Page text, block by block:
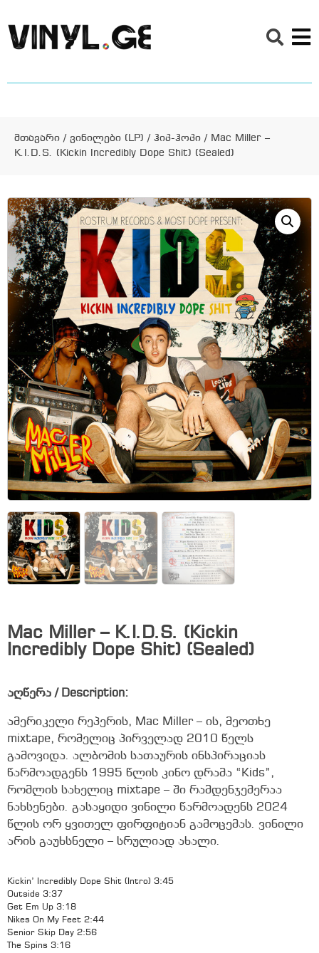
მთავარი / ვინილები (LP) / ჰიპ-ჰოპი / Mac Miller –
K.I.D.S. (Kickin Incredibly Dope Shit) (Sealed)
Mac Miller – K.I.D.S. (Kickin
Incredibly Dope Shit) (Sealed)
აღწერა / Description:
ამერიკელი რეპერის, Mac Miller – ის, მეოთხე
mixtape, რომელიც პირველად 2010 წელს
გამოვიდა. ალბომის სათაურის ინსპირაციას
წარმოადგენს 1995 წლის კინო დრამა “Kids”,
რომლის სახელიც mixtape – ში რამდენჯემერაა
ნახსენები. გასაყიდი ვინილი წარმოადენს 2024
წლის ორ ყვითელ ფირფიტიან გამოცემას. ვინილი
არის გაუხსნელი – სრულიად ახალი.
Kickin’ Incredibly Dope Shit (Intro) 3:45
Outside 3:37
Get Em Up 3:18
Nikes On My Feet 2:44
Senior Skip Day 2:56
The Spins 3:16